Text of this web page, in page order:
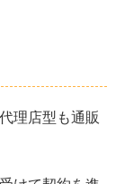
理店型も通販